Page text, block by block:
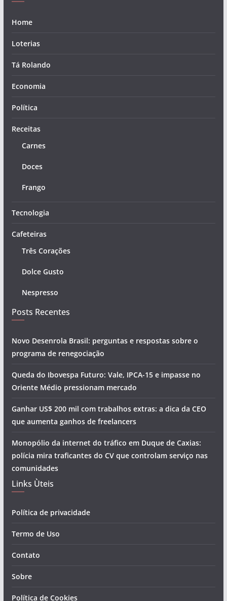
Home
Loterias
Tá Rolando
Economia
Política
Receitas
Carnes
Doces
Frango
Tecnologia
Cafeteiras
Três Corações
Dolce Gusto
Nespresso
Posts Recentes
Novo Desenrola Brasil: perguntas e respostas sobre o
programa de renegociação
Queda do Ibovespa Futuro: Vale, IPCA-15 e impasse no
Oriente Médio pressionam mercado
Ganhar US$ 200 mil com trabalhos extras: a dica da CEO
que aumenta ganhos de freelancers
Monopólio da internet do tráfico em Duque de Caxias:
polícia mira traficantes do CV que controlam serviço nas
comunidades
Links Ùteis
Política de privacidade
Termo de Uso
Contato
Sobre
Política de Cookies